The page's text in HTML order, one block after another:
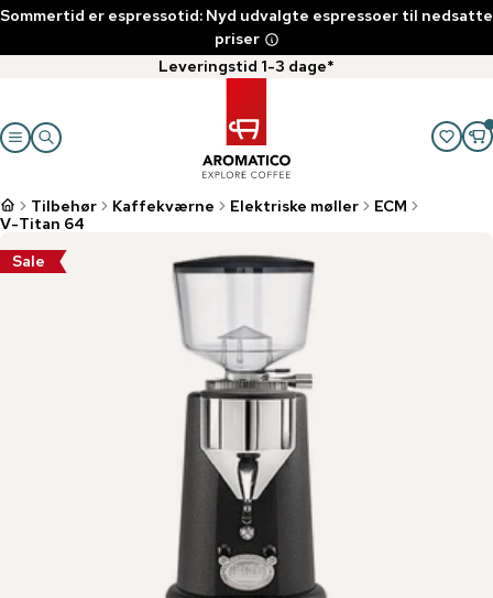
Sommertid er espressotid: Nyd udvalgte espressoer til nedsatte
priser
Leveringstid 1-3 dage*
Tilbehør Kaffekværne Elektriske møller
ECM
V-Titan 64
Sale